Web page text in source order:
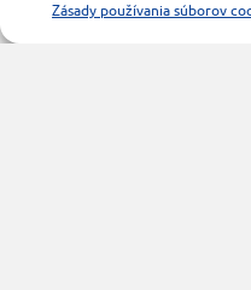
Zásady používania súborov